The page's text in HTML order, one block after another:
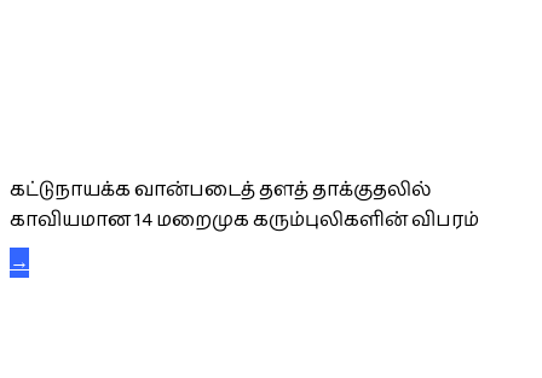
கட்டுநாயக்க வான்படைத் தளத் தாக்குதலில்
காவியமான 14 மறைமுக கரும்புலிகளின் விபரம்
→